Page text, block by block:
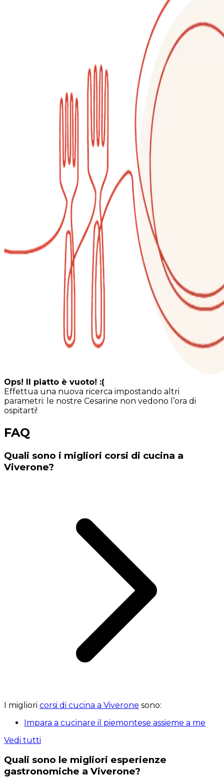
Ops! Il piatto è vuoto! :(
Effettua una nuova ricerca impostando altri
parametri: le nostre Cesarine non vedono l’ora di
ospitarti!
FAQ
Quali sono i migliori corsi di cucina a
Viverone?
I migliori corsi di cucina a Viverone sono:
Impara a cucinare il piemontese assieme a me
Vedi tutti
Quali sono le migliori esperienze
gastronomiche a Viverone?